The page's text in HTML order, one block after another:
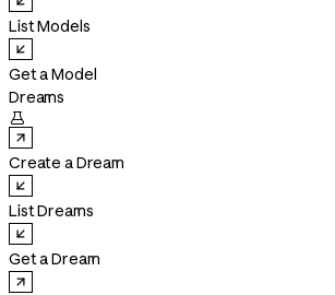
List Models
Get a Model
Dreams

Create a Dream
List Dreams
Get a Dream